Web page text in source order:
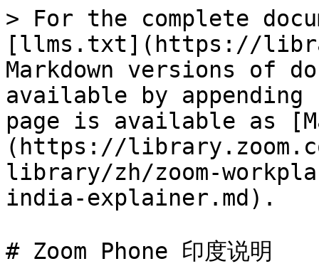
> For the complete
[llms.txt](https://
Markdown versions of
available by
page is available as
(https://
library/zh/zoom-
india-explainer.md).
# Zoom Phone 印度说明